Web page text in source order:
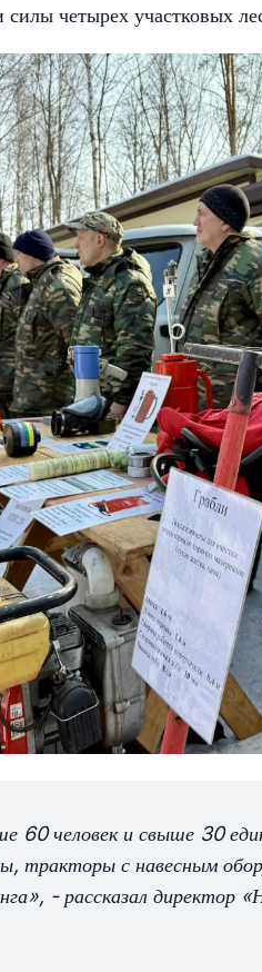
четырех участковых
60 человек и свыше 30
тракторы с навесным
- рассказал директор